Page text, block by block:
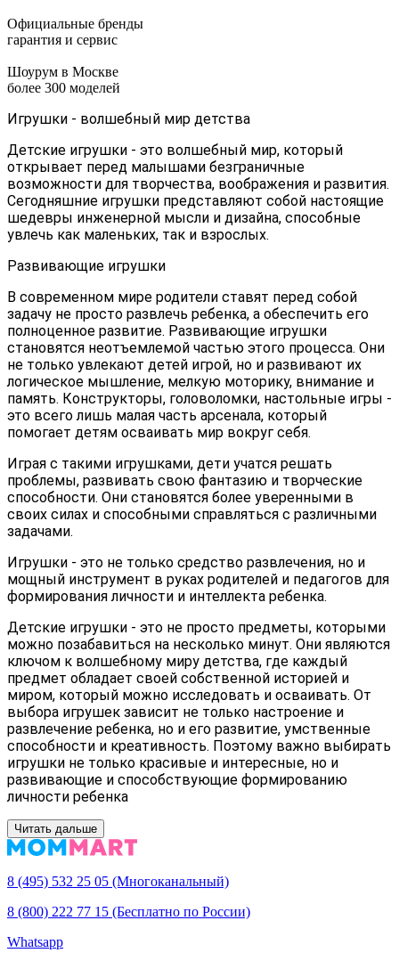
Официальные бренды
гарантия и сервис
Шоурум в Москве
более 300 моделей
Игрушки - волшебный мир детства
Детские игрушки - это волшебный мир, который
открывает перед малышами безграничные
возможности для творчества, воображения и развития.
Сегодняшние игрушки представляют собой настоящие
шедевры инженерной мысли и дизайна, способные
увлечь как маленьких, так и взрослых.
Развивающие игрушки
В современном мире родители ставят перед собой
задачу не просто развлечь ребенка, а обеспечить его
полноценное развитие. Развивающие игрушки
становятся неотъемлемой частью этого процесса. Они
не только увлекают детей игрой, но и развивают их
логическое мышление, мелкую моторику, внимание и
память. Конструкторы, головоломки, настольные игры -
это всего лишь малая часть арсенала, который
помогает детям осваивать мир вокруг себя.
Играя с такими игрушками, дети учатся решать
проблемы, развивать свою фантазию и творческие
способности. Они становятся более уверенными в
своих силах и способными справляться с различными
задачами.
Игрушки - это не только средство развлечения, но и
мощный инструмент в руках родителей и педагогов для
формирования личности и интеллекта ребенка.
Детские игрушки - это не просто предметы, которыми
можно позабавиться на несколько минут. Они являются
ключом к волшебному миру детства, где каждый
предмет обладает своей собственной историей и
миром, который можно исследовать и осваивать. От
выбора игрушек зависит не только настроение и
развлечение ребенка, но и его развитие, умственные
способности и креативность. Поэтому важно выбирать
игрушки не только красивые и интересные, но и
развивающие и способствующие формированию
личности ребенка
Читать дальше
8 (495) 532 25 05 (Многоканальный)
8 (800) 222 77 15 (Бесплатно по России)
Whatsapp